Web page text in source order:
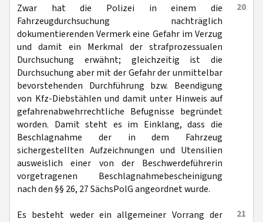
20
Zwar hat die Polizei in einem die
Fahrzeugdurchsuchung nachträglich
dokumentierenden Vermerk eine Gefahr im Verzug
und damit ein Merkmal der strafprozessualen
Durchsuchung erwähnt; gleichzeitig ist die
Durchsuchung aber mit der Gefahr der unmittelbar
bevorstehenden Durchführung bzw. Beendigung
von Kfz-Diebstählen und damit unter Hinweis auf
gefahrenabwehrrechtliche Befugnisse begründet
worden. Damit steht es im Einklang, dass die
Beschlagnahme der in dem Fahrzeug
sichergestellten Aufzeichnungen und Utensilien
ausweislich einer von der Beschwerdeführerin
vorgetragenen Beschlagnahmebescheinigung
nach den §§ 26, 27 SächsPolG angeordnet wurde.
21
Es besteht weder ein allgemeiner Vorrang der